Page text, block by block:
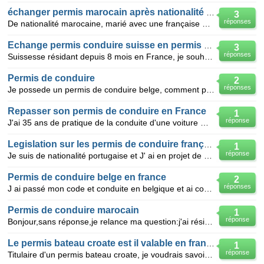
3
réponses
3
réponses
2
réponses
Permis de conduire
1
réponse
Repasser son permis de conduire en France
1
réponse
2
réponses
Permis de conduire belge en france
1
réponse
Permis de conduire marocain
1
réponse